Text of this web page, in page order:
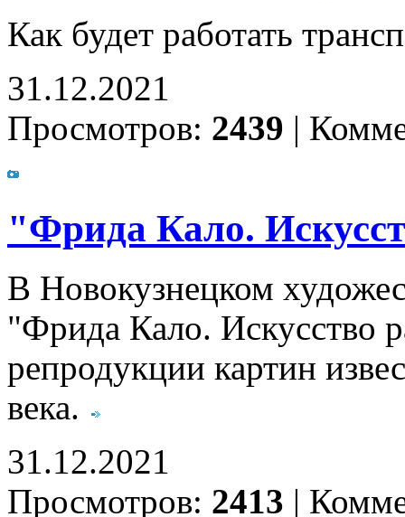
Как будет работать
31.12.2021
Просмотров: 2439 |
"Фрида Кало.
В Новокузнецком
"Фрида Кало. Искусство
репродукции картин
века.
31.12.2021
Просмотров: 2413 |